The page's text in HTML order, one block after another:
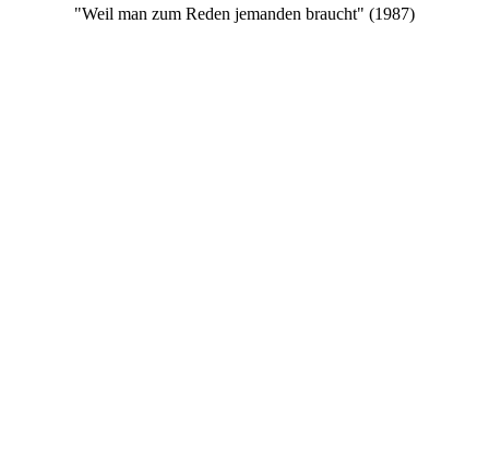
"Weil man zum Reden jemanden braucht" (1987)